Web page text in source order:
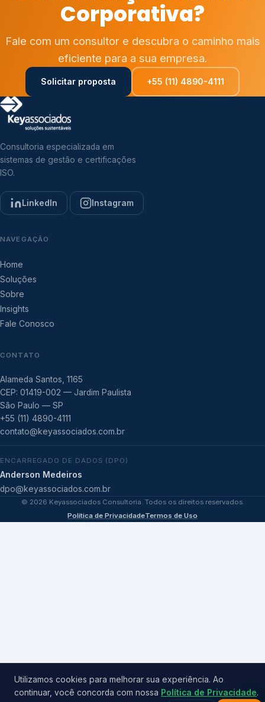
Corporativa?
Fale com um consultor e descubra o caminho mais
eficiente para a sua empresa.
Solicitar proposta +55 (11) 4890-4111
Consultoria especializada em
sistemas de gestão e certificações
ISO.
LinkedIn Instagram
NAVEGAÇÃO
Home
Soluções
Sobre
Insights
Fale Conosco
CONTATO
Alameda Santos, 1165
CEP: 01419-002 — Jardim Paulista
São Paulo — SP
+55 (11) 4890-4111
contato@keyassociados.com.br
ENCARREGADO DE DADOS (DPO)
Anderson Medeiros
dpo@keyassociados.com.br
© 2026 Keyassociados Consultoria. Todos os direitos reservados.
Política de PrivacidadeTermos de Uso
Utilizamos cookies para melhorar sua experiência. Ao
continuar, você concorda com nossa Política de Privacidade.